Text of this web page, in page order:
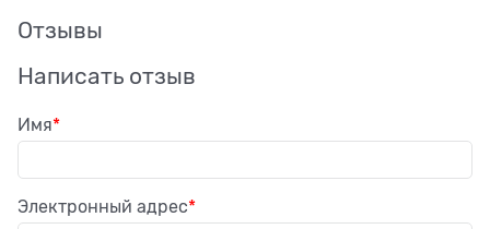
Отзывы
Написать отзыв
Имя
Электронный адрес